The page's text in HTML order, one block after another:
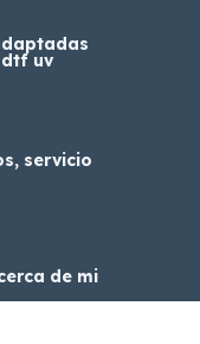
uv
servicio
de mi